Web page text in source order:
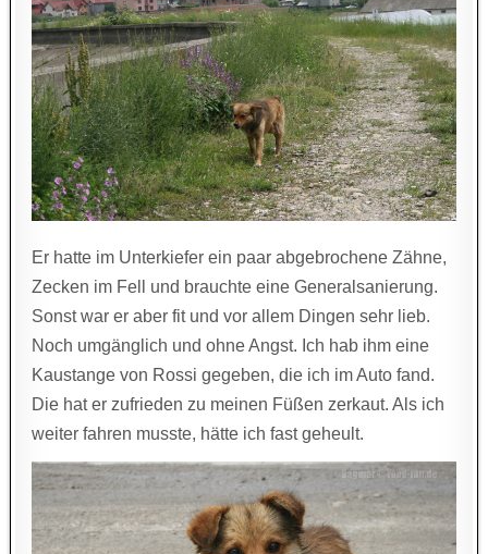
Er hatte im Unterkiefer ein paar abgebrochene Zähne,
Zecken im Fell und brauchte eine Generalsanierung.
Sonst war er aber fit und vor allem Dingen sehr lieb.
Noch umgänglich und ohne Angst. Ich hab ihm eine
Kaustange von Rossi gegeben, die ich im Auto fand.
Die hat er zufrieden zu meinen Füßen zerkaut. Als ich
weiter fahren musste, hätte ich fast geheult.